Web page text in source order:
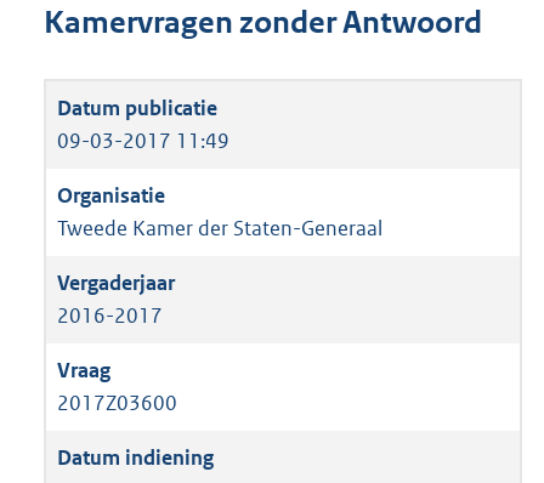
Kamervragen zonder Antwoord
09-03-2017 11:49
Tweede Kamer der Staten-Generaal
2016-2017
2017Z03600